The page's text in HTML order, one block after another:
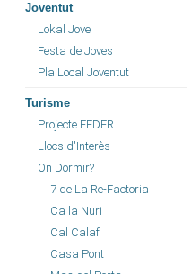
Joventut
Lokal Jove
Festa de Joves
Pla Local Joventut
Turisme
Projecte FEDER
Llocs d'Interès
On Dormir?
7 de La Re-Factoria
Ca la Nuri
Cal Calaf
Casa Pont